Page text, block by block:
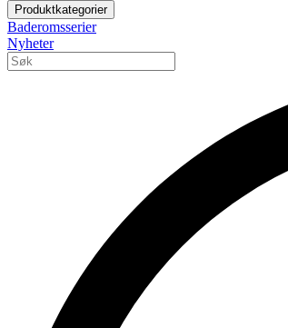
Produktkategorier
Baderomsserier
Nyheter